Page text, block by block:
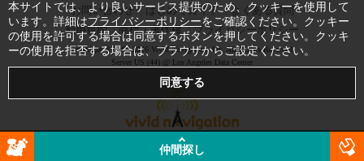
お問い合わせ はじめてガイド
よくある質問
利用規約
商標・著作権 プライバシーポリシー
Copyright © 1999-2026 Vivid Navigation, Inc. All Rights Reserved.
Server US (44) @ Los Angeles Data Center
仲間探し
本サイトでは、より良いサービス提供のため、クッキーを使用して
います。詳細はプライバシーポリシーをご確認ください。クッキー
の使用を許可する場合は同意するボタンを押してください。クッキ
ーの使用を拒否する場合は、ブラウザからご設定ください。